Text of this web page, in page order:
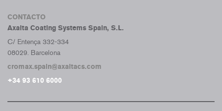
CONTACTO
Axalta Coating Systems Spain, S.L.
C/ Entença 332-334
08029. Barcelona
cromax.spain@axaltacs.com
+34 93 610 6000